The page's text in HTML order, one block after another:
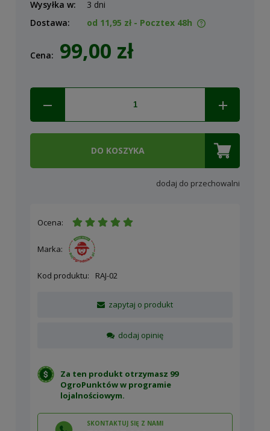
Wysyłka w:
3 dni
Dostawa:
od 11,95 zł - Pocztex 48h
Cena: 99,00 zł
DO KOSZYKA
dodaj do przechowalni
Ocena:
Marka:
Kod produktu: RAJ-02
zapytaj o produkt
dodaj opinię
Za ten produkt otrzymasz 99
OgroPunktów w programie
lojalnościowym.
SKONTAKTUJ SIĘ Z NAMI